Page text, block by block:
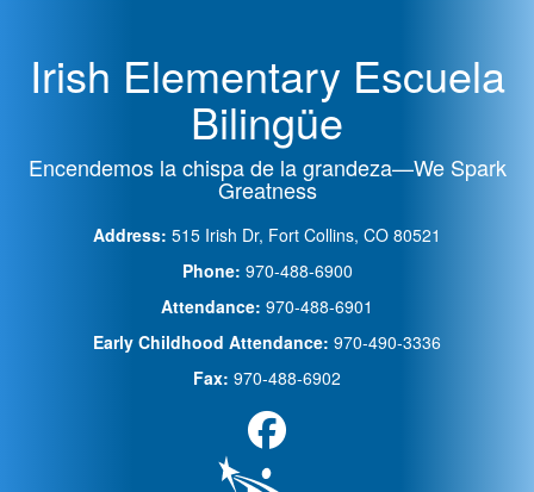
Irish Elementary Escuela
Bilingüe
Encendemos la chispa de la grandeza—We Spark
Greatness
Address: 515 Irish Dr, Fort Collins, CO 80521
Phone: 970-488-6900
Attendance: 970-488-6901
Early Childhood Attendance: 970-490-3336
Fax: 970-488-6902